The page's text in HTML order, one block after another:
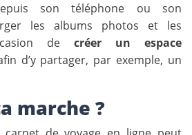
son téléphone ou son
les albums photos et les
de créer un espace
d’y partager, par exemple, un
marche ?